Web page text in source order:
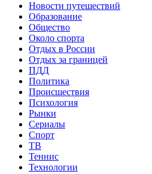
Новости путешествий
Образование
Общество
Около спорта
Отдых в России
Отдых за границей
ПДД
Политика
Происшествия
Психология
Рынки
Сериалы
Спорт
ТВ
Теннис
Технологии